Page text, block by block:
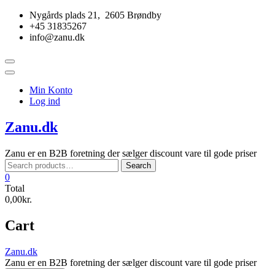
Skip
content
Nygårds plads 21, 2605 Brøndby
+45 31835267
info@zanu.dk
Topbar
Menu
Min Konto
Log ind
Zanu.dk
Zanu er en B2B foretning der sælger discount vare til gode priser
Search
for:
Search
0
Total
0,00kr.
Cart
Zanu.dk
Zanu er en B2B foretning der sælger discount vare til gode priser